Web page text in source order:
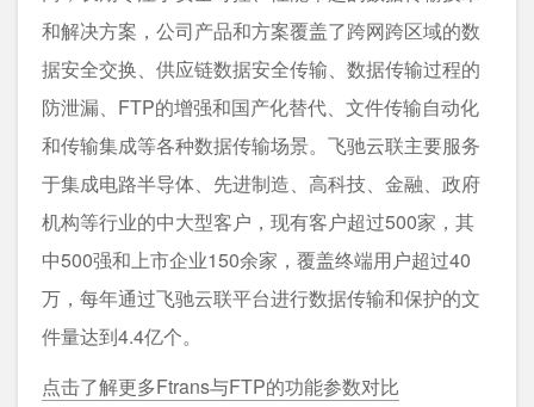
和解决方案，公司产品和方案覆盖了跨网跨区域的数
据安全交换、供应链数据安全传输、数据传输过程的
防泄漏、FTP的增强和国产化替代、文件传输自动化
和传输集成等各种数据传输场景。飞驰云联主要服务
于集成电路半导体、先进制造、高科技、金融、政府
机构等行业的中大型客户，现有客户超过500家，其
中500强和上市企业150余家，覆盖终端用户超过40
万，每年通过飞驰云联平台进行数据传输和保护的文
件量达到4.4亿个。
点击了解更多Ftrans与FTP的功能参数对比